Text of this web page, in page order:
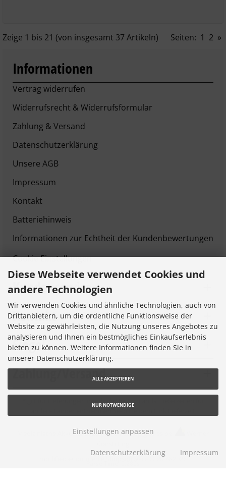
Zeige 1 bis 21 (von insgesamt 37Artikeln) Seiten: 1 2 »
Informationen
Vertrag widerrufen
Widerrufsrecht & Widerrufsformular
Zahlung & Versand
Datenschutzerklärung
Unsere AGB
Impressum
Kontakt
Batteriehinweis
Informationen zur Echtheit der Kundenbewertungen
Cookie Einstellungen
Kundenservice
Kontakt
Siegel
Zahlung/Versand
Medizinische Akkus © 2026 |Ihren eShop gibt es bei
ified eCommerce Shopsoftware © 2009-2026
Diese Webseite verwendet Cookies und
andere Technologien
Wir verwenden Cookies und ähnliche Technologien, auch von
Drittanbietern, um die ordentliche Funktionsweise der
Website zu gewährleisten, die Nutzung unseres Angebotes zu
analysieren und Ihnen ein bestmögliches Einkaufserlebnis
bieten zu können. Weitere Informationen finden Sie in
unserer Datenschutzerklärung.
ALLE AKZEPTIEREN
NUR NOTWENDIGE
Einstellungen anpassen
Datenschutzerklärung Impressum